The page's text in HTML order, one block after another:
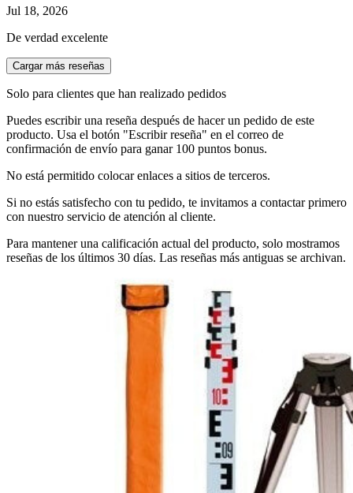
Jul 18, 2026
De verdad excelente
Cargar más reseñas
Solo para clientes que han realizado pedidos
Puedes escribir una reseña después de hacer un pedido de este
producto. Usa el botón "Escribir reseña" en el correo de
confirmación de envío para ganar 100 puntos bonus.
No está permitido colocar enlaces a sitios de terceros.
Si no estás satisfecho con tu pedido, te invitamos a contactar primero
con nuestro servicio de atención al cliente.
Para mantener una calificación actual del producto, solo mostramos
reseñas de los últimos 30 días. Las reseñas más antiguas se archivan.